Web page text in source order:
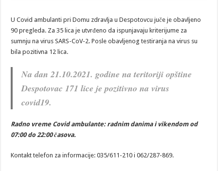
U Covid ambulanti pri Domu zdravlja u Despotovcu juče je obavljeno
90 pregleda. Za 35 lica je utvrđeno da ispunjavaju kriterijume za
sumnju na virus SARS-CoV-2. Posle obavljenog testiranja na virus su
bila pozitivna 12 lica.
Na dan 21.10.2021. godine na teritoriji opštine
Despotovac 171lice je pozitivno na virus
covid19.
Radno vreme Covid ambulante: radnim danima i vikendom od
07:00 do 22:00 časova.
Kontakt telefon za informacije: 035/611-210 i 062/287-869.